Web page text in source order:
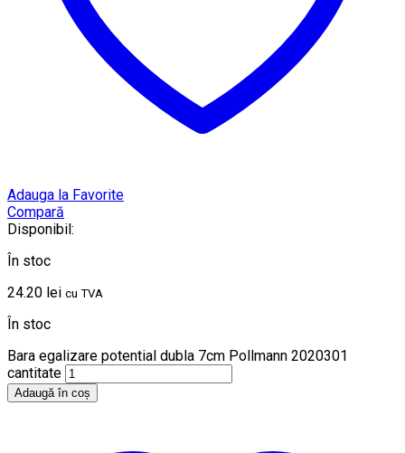
Adauga la Favorite
Compară
Disponibil:
În stoc
24.20 lei cu TVA
În stoc
Bara egalizare potential dubla 7cm Pollmann 2020301
cantitate
Adaugă în coș